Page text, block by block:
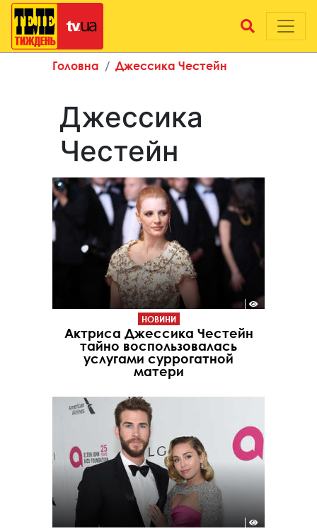
Головна Джессика Честейн
Джессика
Честейн
НОВИНИ
Актриса Джессика Честейн
тайно воспользовалась
услугами суррогатной
матери